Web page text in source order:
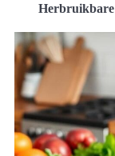
Herbruikbare